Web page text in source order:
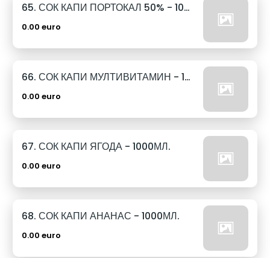
65. СОК КАПИ ПОРТОКАЛ 50% - 1000МЛ.
0.00 euro
66. СОК КАПИ МУЛТИВИТАМИН - 1000МЛ.
0.00 euro
67. СОК КАПИ ЯГОДА - 1000МЛ.
0.00 euro
68. СОК КАПИ АНАНАС - 1000МЛ.
0.00 euro